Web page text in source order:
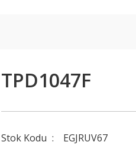
TPD1047F
Stok Kodu
EGJRUV67